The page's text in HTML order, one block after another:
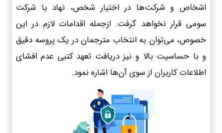
اشخاص و شرکت‌ها در اختیار شخص، نهاد یا شرکت
سومی قرار نخواهد گرفت. ازجمله اقدامات لازم در این
خصوص، می‌توان به انتخاب مترجمان در یک پروسه دقیق
و با حساسیت بالا و نیز دریافت تعهد کتبی عدم افشای
اطلاعات کاربران از سوی آن‌ها اشاره نمود.